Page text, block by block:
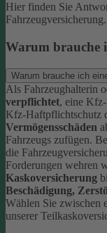
Hier finden Sie
Fahrzeugversicherung.
Warum brauche
Warum brauche ich
Als Fahrzeughalterin
verpflichtet, eine
Kfz-Haftpflichtschutz
Vermögensschäden
Fahrzeugs zufügen.
die
Forderungen wehren
Kaskoversicherung
Beschädigung,
Wählen Sie zwischen
unserer